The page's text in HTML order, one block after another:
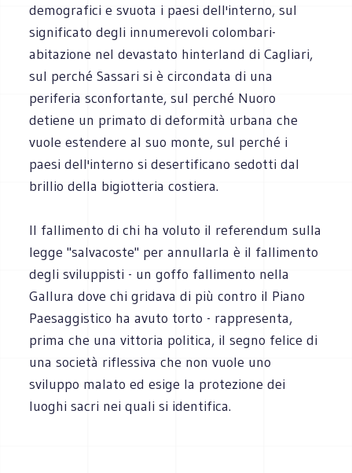
demografici e svuota i paesi dell'interno, sul
significato degli innumerevoli colombari-
abitazione nel devastato hinterland di Cagliari,
sul perché Sassari si è circondata di una
periferia sconfortante, sul perché Nuoro
detiene un primato di deformità urbana che
vuole estendere al suo monte, sul perché i
paesi dell'interno si desertificano sedotti dal
brillio della bigiotteria costiera.
Il fallimento di chi ha voluto il referendum sulla
legge "salvacoste" per annullarla è il fallimento
degli sviluppisti - un goffo fallimento nella
Gallura dove chi gridava di più contro il Piano
Paesaggistico ha avuto torto - rappresenta,
prima che una vittoria politica, il segno felice di
una società riflessiva che non vuole uno
sviluppo malato ed esige la protezione dei
luoghi sacri nei quali si identifica.